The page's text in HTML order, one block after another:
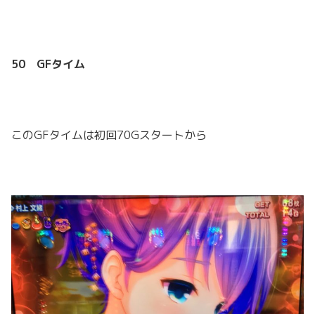
50 GFタイム
このGFタイムは初回70Gスタートから